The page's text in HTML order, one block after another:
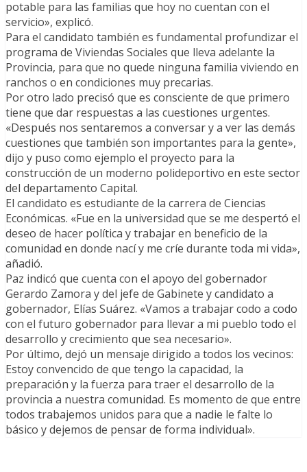
potable para las familias que hoy no cuentan con el
servicio», explicó.
Para el candidato también es fundamental profundizar el
programa de Viviendas Sociales que lleva adelante la
Provincia, para que no quede ninguna familia viviendo en
ranchos o en condiciones muy precarias.
Por otro lado precisó que es consciente de que primero
tiene que dar respuestas a las cuestiones urgentes.
«Después nos sentaremos a conversar y a ver las demás
cuestiones que también son importantes para la gente»,
dijo y puso como ejemplo el proyecto para la
construcción de un moderno polideportivo en este sector
del departamento Capital.
El candidato es estudiante de la carrera de Ciencias
Económicas. «Fue en la universidad que se me despertó el
deseo de hacer política y trabajar en beneficio de la
comunidad en donde nací y me críe durante toda mi vida»,
añadió.
Paz indicó que cuenta con el apoyo del gobernador
Gerardo Zamora y del jefe de Gabinete y candidato a
gobernador, Elías Suárez. «Vamos a trabajar codo a codo
con el futuro gobernador para llevar a mi pueblo todo el
desarrollo y crecimiento que sea necesario».
Por último, dejó un mensaje dirigido a todos los vecinos:
Estoy convencido de que tengo la capacidad, la
preparación y la fuerza para traer el desarrollo de la
provincia a nuestra comunidad. Es momento de que entre
todos trabajemos unidos para que a nadie le falte lo
básico y dejemos de pensar de forma individual».